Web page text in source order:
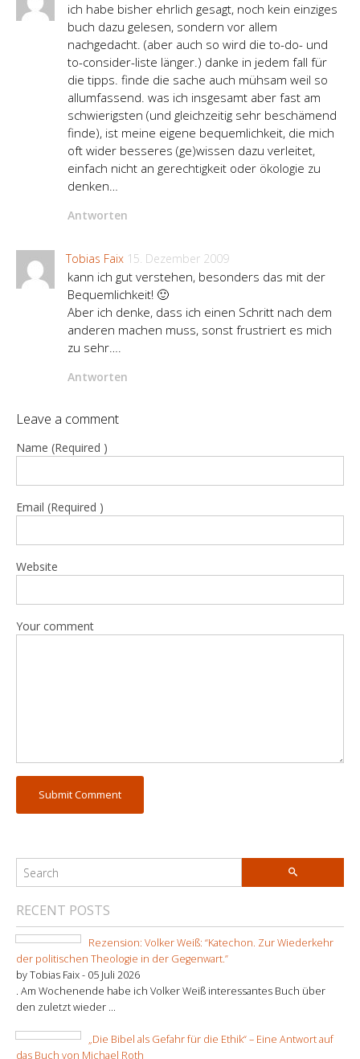
ich habe bisher ehrlich gesagt, noch kein einziges
buch dazu gelesen, sondern vor allem
nachgedacht. (aber auch so wird die to-do- und
to-consider-liste länger.) danke in jedem fall für
die tipps. finde die sache auch mühsam weil so
allumfassend. was ich insgesamt aber fast am
schwierigsten (und gleichzeitig sehr beschämend
finde), ist meine eigene bequemlichkeit, die mich
oft wider besseres (ge)wissen dazu verleitet,
einfach nicht an gerechtigkeit oder ökologie zu
denken…
Antworten
Tobias Faix 15. Dezember 2009
kann ich gut verstehen, besonders das mit der
Bequemlichkeit! 🙂
Aber ich denke, dass ich einen Schritt nach dem
anderen machen muss, sonst frustriert es mich
zu sehr….
Antworten
Leave a comment
Name (Required )
Email (Required )
Website
Your comment
RECENT POSTS
Rezension: Volker Weiß: “Katechon. Zur Wiederkehr
der politischen Theologie in der Gegenwart.”
by Tobias Faix - 05 Juli 2026
. Am Wochenende habe ich Volker Weiß interessantes Buch über
den zuletzt wieder ...
„Die Bibel als Gefahr für die Ethik“ – Eine Antwort auf
das Buch von Michael Roth